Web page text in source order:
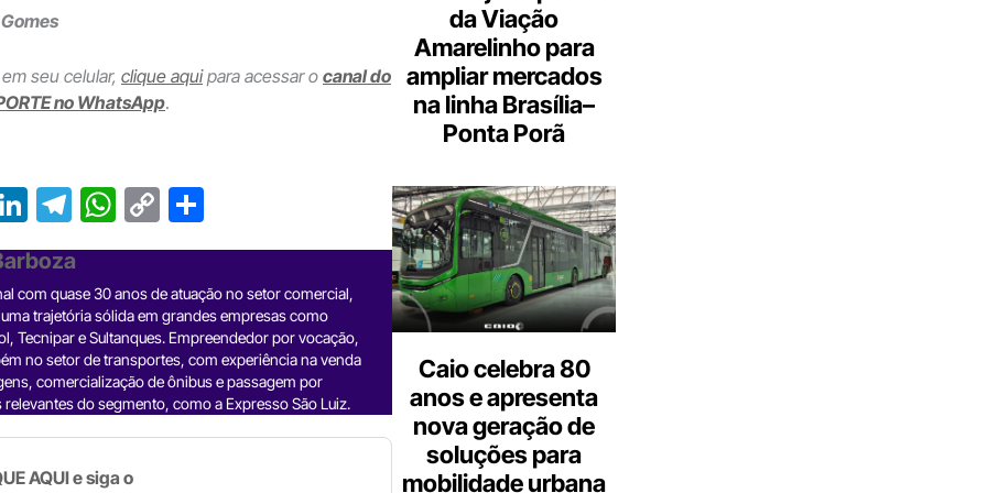
seu celular, clique aquipara acessar o canal do
no WhatsApp.
Li
n
ke
dI
n
T
el
e
gr
a
m
W
h
s
A
p
p
C
o
y
Li
n
k
h
e
com quase 30 anos de atuação no setor comercial,
trajetória sólida em grandes empresas como
Tecnipar e Sultanques. Empreendedor por vocação,
no setor de transportes, com experiência na venda
comercialização de ônibus e passagem por
relevantes do segmento, como a Expresso São Luiz.
AQUI e siga o
da Viação
Amarelinho para
ampliar mercados
na linha Brasília–
Ponta Porã
Caio celebra 80
anos e apresenta
nova geração de
soluções para
mobilidade urbana